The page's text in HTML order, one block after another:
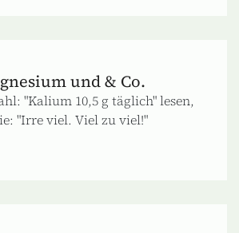
und & Co.
"Kalium 10,5 g täglich" lesen,
"Irre viel. Viel zu viel!"